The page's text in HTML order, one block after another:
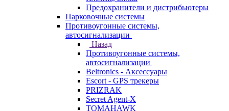
Предохранители и дистрибьютеры
Парковочные системы
Противоугонные системы,
автосигнализации
Назад
Противоугонные системы,
автосигнализации
Beltronics - Аксессуары
Escort - GPS трекеры
PRIZRAK
Secret Agent-X
TOMAHAWK